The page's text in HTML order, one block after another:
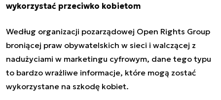
wykorzystać przeciwko kobietom
Według organizacji pozarządowej Open Rights Group
broniącej praw obywatelskich w sieci i walczącej z
nadużyciami w marketingu cyfrowym, dane tego typu
to bardzo wrażliwe informacje, które mogą zostać
wykorzystane na szkodę kobiet.